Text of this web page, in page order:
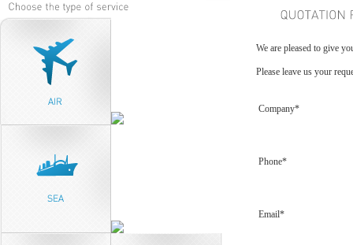
We are pleased to give
Please leave us your
Company*
Phone*
Email*